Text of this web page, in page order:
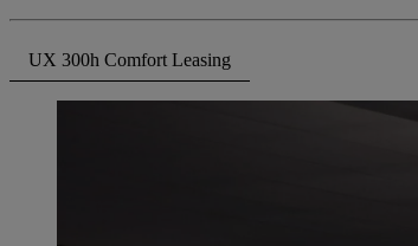
UX 300h Comfort Leasing